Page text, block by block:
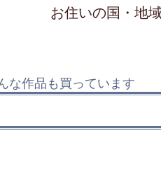
お住いの国・地
な作品も買っています